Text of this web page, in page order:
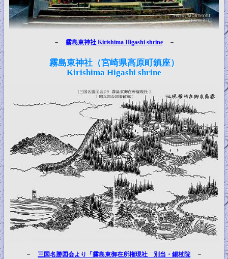
－ 霧島東神社 Kirishima Higashi shrine－
霧島東神社（宮崎県高原町鎮座）
Kirishima Higashi shrine
－三国名勝図会より「霧島東御在所権現社 別当・錫杖院 －